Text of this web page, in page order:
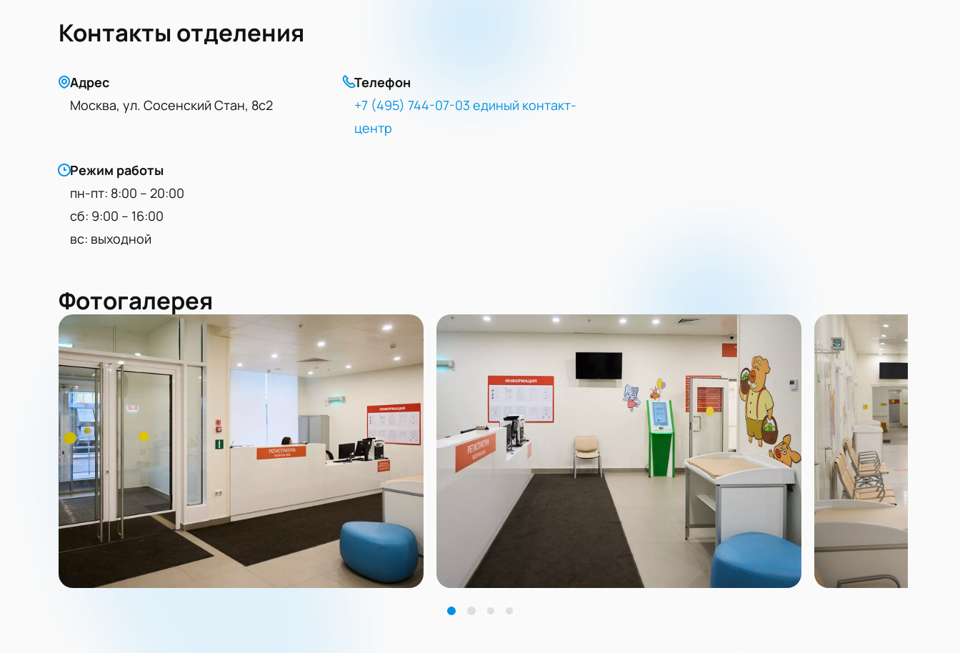
Контакты отделения
Адрес
Москва, ул. Сосенский Стан, 8с2
Телефон
+7 (495) 744-07-03 единый контакт-
центр
Режим работы
пн-пт: 8:00 – 20:00
сб: 9:00 – 16:00
вс: выходной
Фотогалерея